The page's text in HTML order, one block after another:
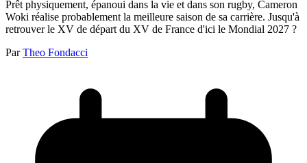
Prêt physiquement, épanoui dans la vie et dans son rugby, Cameron
Woki réalise probablement la meilleure saison de sa carrière. Jusqu'à
retrouver le XV de départ du XV de France d'ici le Mondial 2027 ?
Par Theo Fondacci